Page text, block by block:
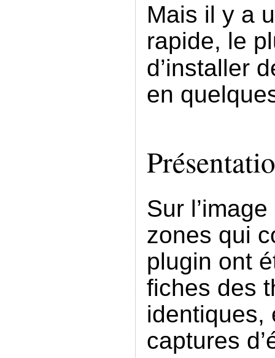
Mais il y a
rapide, le
d’installer
en
Sur
zones qui
plugin ont
fiches des
identiques,
captures